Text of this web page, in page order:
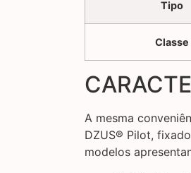
Tipo
Classe
A mesma
DZUS® Pilot,
modelos